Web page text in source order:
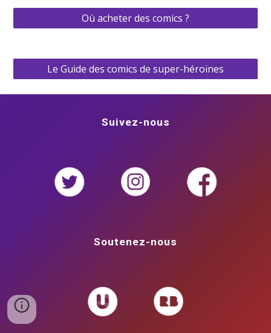
Où acheter des comics ?
Le Guide des comics de super-héroïnes
Suivez-nous
Soutenez-nous